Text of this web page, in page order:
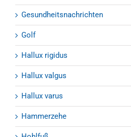
Gesundheitsnachrichten
Golf
Hallux rigidus
Hallux valgus
Hallux varus
Hammerzehe